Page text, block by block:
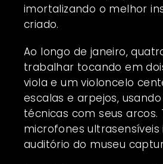
imortalizando o melhor
criado.
Ao longo de janeiro,
trabalhar tocando em
viola e um violoncelo
escalas e arpejos,
técnicas com seus arcos.
microfones ultrasensíveis
auditório do museu